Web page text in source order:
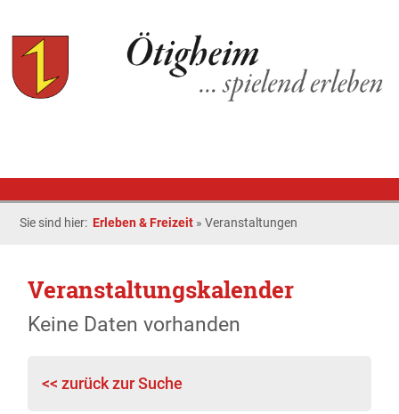
Sie sind hier: Erleben & Freizeit »Veranstaltungen
Veranstaltungskalender
Keine Daten vorhanden
<< zurück zur Suche